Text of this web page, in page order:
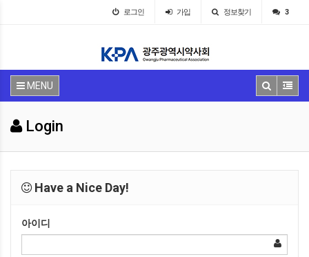
로그인 가입 정보찾기 3
MENU
Login
Have a Nice Day!
아이디